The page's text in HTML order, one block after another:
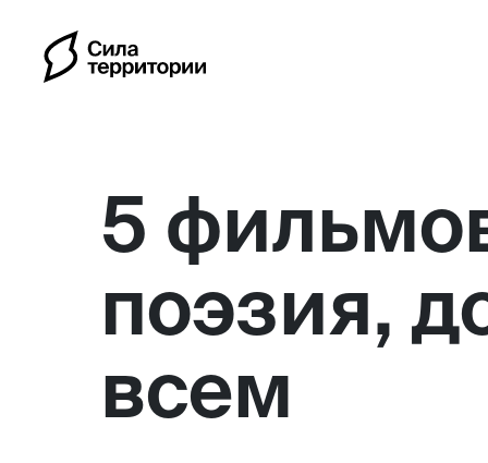
Календарь
Индивидуальные
5
поэзия,
всем